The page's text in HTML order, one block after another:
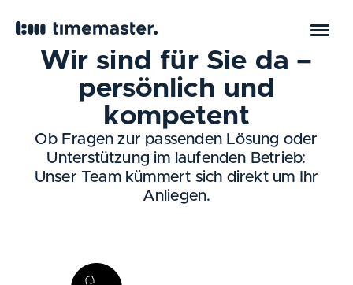
Wir sind für Sie da –
persönlich und
kompetent
Ob Fragen zur passenden Lösung oder
Unterstützung im laufenden Betrieb:
Unser Team kümmert sich direkt um Ihr
Anliegen.